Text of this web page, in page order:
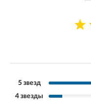
5 звезд
4 звезды